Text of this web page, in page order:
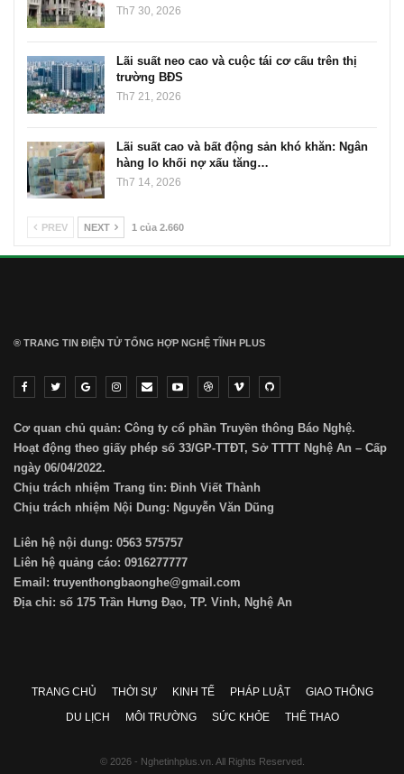
Th7 30, 2026
Lãi suất neo cao và cuộc tái cơ cấu trên thị
trường BĐS
Th7 21, 2026
Lãi suất cao và bất động sản khó khăn: Ngân
hàng lo khối nợ xấu tăng…
Th7 14, 2026
PREV NEXT 1 của 2.660
® TRANG TIN ĐIỆN TỬ ТỔNG HỢP NGHỆ TĨNH PLUS
Cơ quan chủ quản: Công ty cổ phần Truyền thông Báo Nghệ.
Hoạt động theo giấy phép số 33/GP-TTĐT, Sở TTTT Nghệ An – Cấp
ngày 06/04/2022.
Chịu trách nhiệm Trang tin: Đinh Viết Thành
Chịu trách nhiệm Nội Dung: Nguyễn Văn Dũng
Liên hệ nội dung: 0563 575757
Liên hệ quảng cáo: 0916277777
Email: truyenthongbaonghe@gmail.com
Địa chỉ: số 175 Trần Hưng Đạo, TP. Vinh, Nghệ An
TRANG CHỦ THỜI SỰ KINH TẾ PHÁP LUẬT
GIAO THÔNG
DU LỊCH
MÔI TRƯỜNG SỨC KHỎE THỂ THAO
© 2026 - Nghetinhplus.vn. All Rights Reserved.